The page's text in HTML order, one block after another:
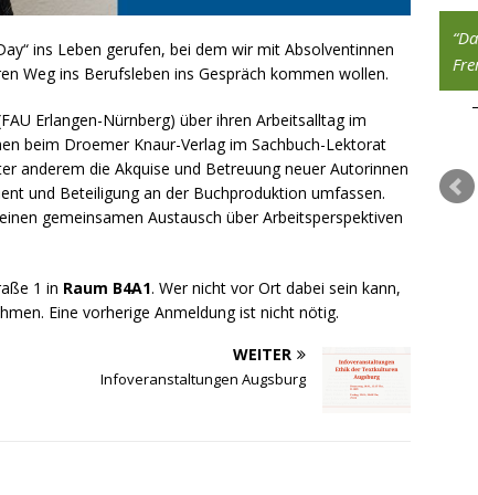
ins Leben gerufen, bei dem wir mit Absolventinnen
Weg ins Berufsleben ins Gespräch kommen wollen.
Erlangen-Nürnberg) über ihren Arbeitsalltag im
beim Droemer Knaur-Verlag im Sachbuch-Lektorat
anderem die Akquise und Betreuung neuer Autorinnen
und Beteiligung an der Buchproduktion umfassen.
gemeinsamen Austausch über Arbeitsperspektiven
1 in Raum B4A1. Wer nicht vor Ort dabei sein kann,
Eine vorherige Anmeldung ist nicht nötig.
WEITER
Infoveranstaltungen Augsburg
Ich mag es, mich in neue Themen
einzudenken – die interdisziplinären
Seminare des Studiengangs und die
Möglichkeit, eigene Projekte einzubringen,
waren genau das Richtige für mich.
Eva Rösch, Alumna des Studiengangs